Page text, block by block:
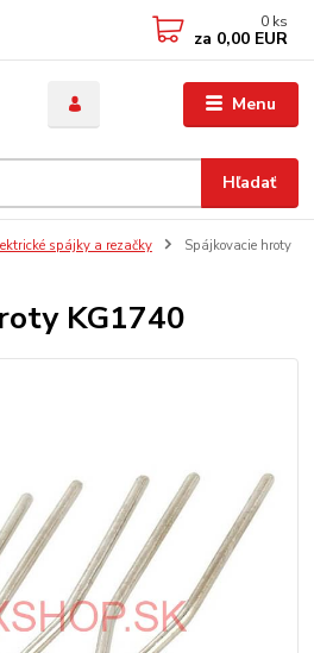
Menu
Hľadať
0 ks
za 0,00 EUR
spájky a rezačky
Spájkovacie hroty
KG1740